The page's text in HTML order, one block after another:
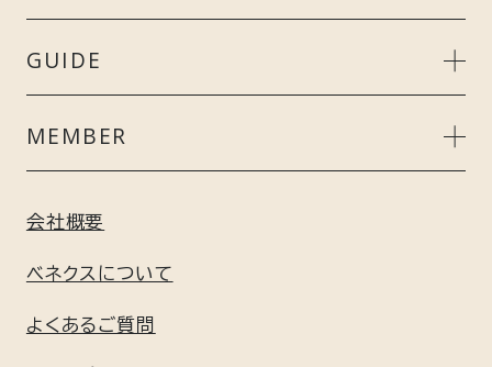
ACCESSORY
GEL / BATH
リカバリークール＋
リフレッシュ
GUIDE
ご利用ガイド
ギフト包装について
利用規約
MEMBER
新規会員登録はこちら
会社概要
ベネクスについて
よくあるご質問